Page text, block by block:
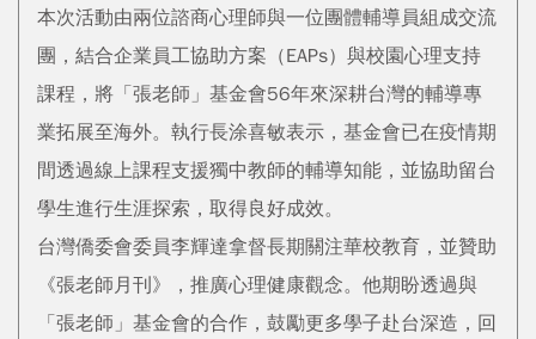
本次活動由兩位諮商心理師與一位團體輔導員組成交流
團，結合企業員工協助方案（EAPs）與校園心理支持
課程，將「張老師」基金會56年來深耕台灣的輔導專
業拓展至海外。執行長涂喜敏表示，基金會已在疫情期
間透過線上課程支援獨中教師的輔導知能，並協助留台
學生進行生涯探索，取得良好成效。
台灣僑委會委員李輝達拿督長期關注華校教育，並贊助
《張老師月刊》，推廣心理健康觀念。他期盼透過與
「張老師」基金會的合作，鼓勵更多學子赴台深造，回